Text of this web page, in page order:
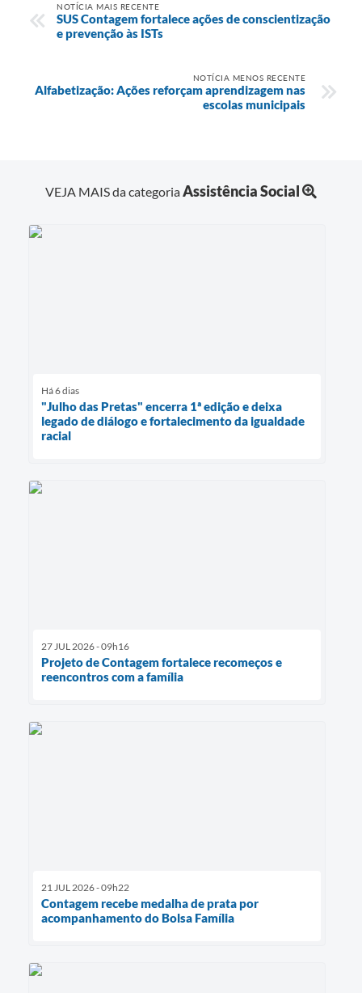
NOTÍCIA MAIS RECENTE
SUS Contagem fortalece ações de conscientização
e prevenção às ISTs
NOTÍCIA MENOS RECENTE
Alfabetização: Ações reforçam aprendizagem nas
escolas municipais
VEJA MAIS da categoriaAssistência Social
Há 6 dias
"Julho das Pretas" encerra 1ª edição e deixa
legado de diálogo e fortalecimento da igualdade
racial
27 JUL 2026 - 09h16
Projeto de Contagem fortalece recomeços e
reencontros com a família
21 JUL 2026 - 09h22
Contagem recebe medalha de prata por
acompanhamento do Bolsa Família